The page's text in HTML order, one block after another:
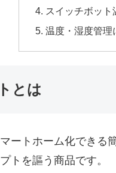
スイッチボッ
温度・湿度管理
とは
ートホーム化できる
トを謳う商品です。